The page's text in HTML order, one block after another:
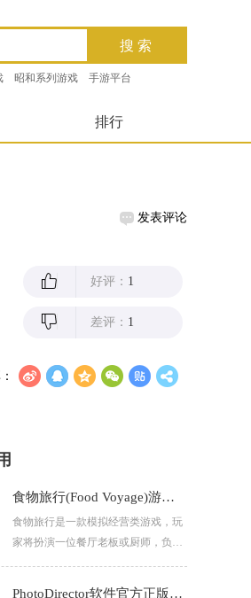
昭和系列游戏 手游平台
排行
发表评论
好评： 1
差评： 1
食物旅行(Food Voyage)游戏官方版下载
食物旅行是一款模拟经营类游戏，玩
家将扮演一位餐厅老板或厨师，负责
PhotoDirector软件官方正版下载